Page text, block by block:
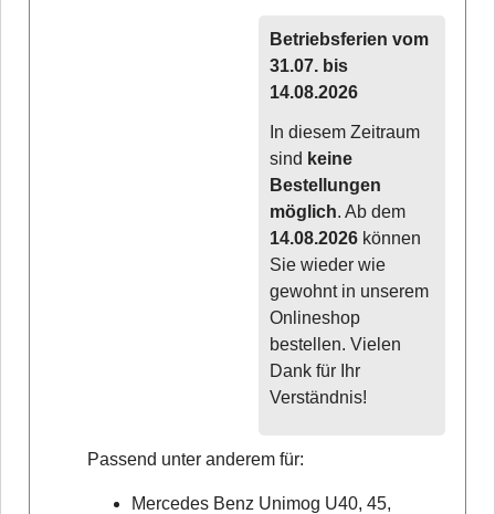
Betriebsferien vom
31.07. bis
14.08.2026
In diesem Zeitraum
sind keine
Bestellungen
möglich. Ab dem
14.08.2026 können
Sie wieder wie
gewohnt in unserem
Onlineshop
bestellen. Vielen
Dank für Ihr
Verständnis!
Passend unter anderem für:
Mercedes Benz Unimog U40, 45,